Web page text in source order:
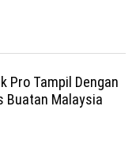
Pro Tampil Dengan
Buatan Malaysia